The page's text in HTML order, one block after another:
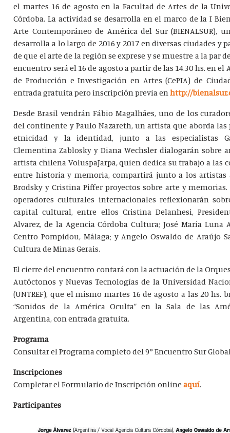
el martes 16 de agosto en la Facultad de Artes de la
Córdoba. La actividad se desarrolla en el marco de la I
Arte Contemporáneo de América del Sur (BIENALSUR),
desarrolla a lo largo de 2016 y 2017 en diversas ciudades y
de que el arte de la región se exprese y se muestre a la par
encuentro será el 16 de agosto a partir de las 14.30 hs. en
de Producción e Investigación en Artes (CePIA) de
entrada gratuita pero inscripción previa enhttp://
Desde Brasil vendrán Fábio Magalhães, uno de los
del continente y Paulo Nazareth, un artista que aborda
etnicidad y la identidad, junto a las especialistas
Clementina Zablosky y Diana Wechsler dialogarán sobre
artista chilena VoluspaJarpa, quien dedica su trabajo a las
entre historia y memoria, compartirá junto a los artistas
Brodsky y Cristina Piffer proyectos sobre arte y memorias.
operadores culturales internacionales reflexionarán
capital cultural, entre ellos Cristina Delanhesi,
Alvarez, de la Agencia Córdoba Cultura; José María Luna
Centro Pompidou, Málaga; y Angelo Oswaldo de Araújo
Cultura de Minas Gerais.
El cierre del encuentro contará con la actuación de la
Autóctonos y Nuevas Tecnologías de la Universidad
(UNTREF), que el mismo martes 16 de agosto a las 20 hs.
“Sonidos de la América Oculta” en la Sala de las
Argentina, con entrada gratuita.
Programa
Consultar el Programa completo del 9° Encuentro Sur
Inscripciones
Completar el Formulario de Inscripción onlineaquí.
Participantes